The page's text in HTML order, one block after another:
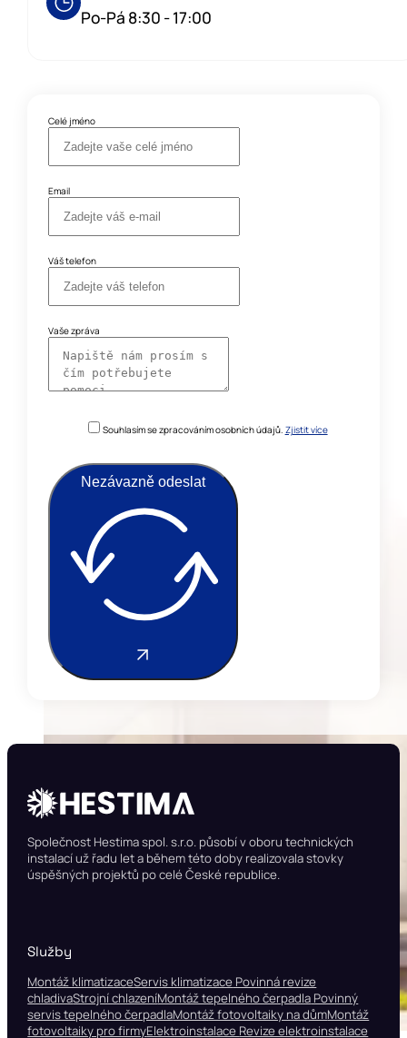
Po-Pá 8:30 - 17:00
Celé jméno
Email
Váš telefon
Vaše zpráva
Souhlasím se zpracováním osobních údajů. Zjistit více
Nezávazně odeslat
Společnost Hestima spol. s.r.o. působí v oboru technických
instalací už řadu let a během této doby realizovala stovky
úspěšných projektů po celé České republice.
Služby
Montáž klimatizaceServis klimatizace Povinná revize
chladivaStrojní chlazeníMontáž tepelného čerpadla Povinný
servis tepelného čerpadlaMontáž fotovoltaiky na důmMontáž
fotovoltaiky pro firmyElektroinstalace Revize elektroinstalace